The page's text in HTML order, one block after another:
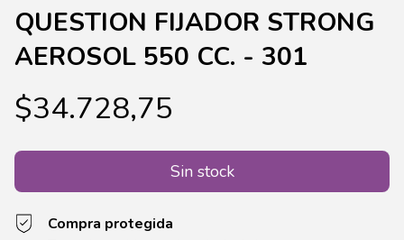
QUESTION FIJADOR STRONG
AEROSOL 550 CC. - 301
$34.728,75
Compra protegida